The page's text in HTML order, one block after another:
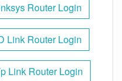
Router Login
Link Router Login
Link Router Login